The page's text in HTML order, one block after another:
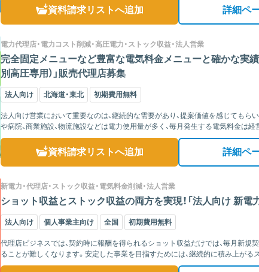
資料請求リストへ追加 詳細ペ
電力代理店・電力コスト削減・高圧電力・ストック収益・法人営業
完全固定メニューなど豊富な電気料金メニューと確かな実績
別高圧専用）」販売代理店募集
法人向け 北海道・東北 初期費用無料
法人向け営業において重要なのは、継続的な需要があり、提案価値を感じてもら
や病院、商業施設、物流施設などは電力使用量が多く、毎月発生する電気料金は
のため、...
資料請求リストへ追加 詳細ペ
新電力・代理店・ストック収益・電気料金削減・法人営業
ショット収益とストック収益の両方を実現！「法人向け 新電
法人向け 個人事業主向け 全国 初期費用無料
代理店ビジネスでは、契約時に報酬を得られるショット収益だけでは、毎月新規
ることが難しくなります。安定した事業を目指すためには、継続的に積み上がる
です。 ...